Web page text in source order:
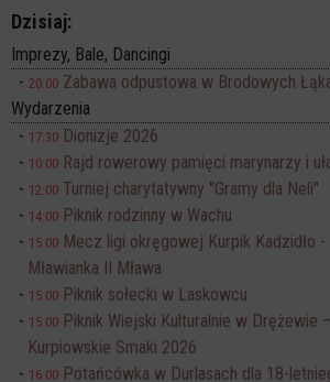
Dzisiaj:
Imprezy, Bale, Dancingi
20:00 Zabawa odpustowa w Brodowych
Wydarzenia
17:30 Dionizje 2026
10:00 Rajd rowerowy pamięci marynarzy i
12:00 Turniej charytatywny "Gramy dla Neli"
14:00 Piknik rodzinny w Wachu
15:00 Mecz ligi okręgowej Kurpik Kadzidło -
Mławianka II Mława
15:00 Piknik sołecki w Laskowcu
15:00 Piknik Wiejski Kulturalnie w Drężewie –
Kurpiowskie Smaki 2026
16:00 Potańcówka w Durlasach dla 18-